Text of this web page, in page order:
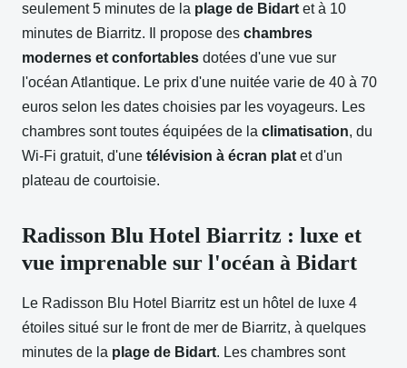
seulement 5 minutes de la plage de Bidart et à 10
minutes de Biarritz. Il propose des chambres
modernes et confortables dotées d'une vue sur
l'océan Atlantique. Le prix d'une nuitée varie de 40 à 70
euros selon les dates choisies par les voyageurs. Les
chambres sont toutes équipées de la climatisation, du
Wi-Fi gratuit, d'une télévision à écran plat et d'un
plateau de courtoisie.
Radisson Blu Hotel Biarritz : luxe et
vue imprenable sur l'océan à Bidart
Le Radisson Blu Hotel Biarritz est un hôtel de luxe 4
étoiles situé sur le front de mer de Biarritz, à quelques
minutes de la plage de Bidart. Les chambres sont